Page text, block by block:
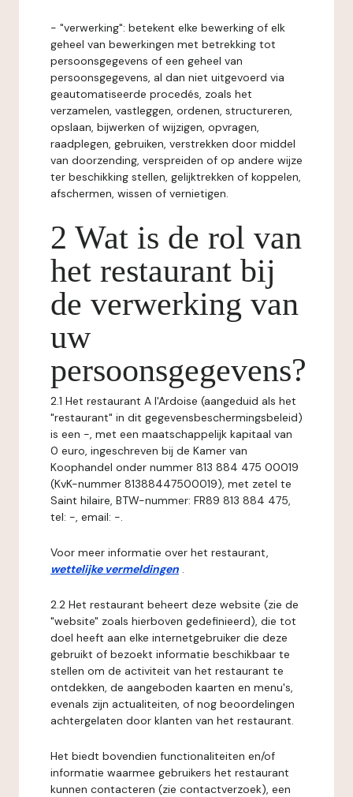
- "verwerking": betekent elke bewerking of elk
geheel van bewerkingen met betrekking tot
persoonsgegevens of een geheel van
persoonsgegevens, al dan niet uitgevoerd via
geautomatiseerde procedés, zoals het
verzamelen, vastleggen, ordenen, structureren,
opslaan, bijwerken of wijzigen, opvragen,
raadplegen, gebruiken, verstrekken door middel
van doorzending, verspreiden of op andere wijze
ter beschikking stellen, gelijktrekken of koppelen,
afschermen, wissen of vernietigen.
2 Wat is de rol van
het restaurant bij
de verwerking van
uw
persoonsgegevens?
2.1 Het restaurant A l'Ardoise (aangeduid als het
"restaurant" in dit gegevensbeschermingsbeleid)
is een -, met een maatschappelijk kapitaal van
0 euro, ingeschreven bij de Kamer van
Koophandel onder nummer 813 884 475 00019
(KvK-nummer 81388447500019), met zetel te
Saint hilaire, BTW-nummer: FR89 813 884 475,
tel: -, email: -.
Voor meer informatie over het restaurant,
wettelijke vermeldingen .
2.2 Het restaurant beheert deze website (zie de
"website" zoals hierboven gedefinieerd), die tot
doel heeft aan elke internetgebruiker die deze
gebruikt of bezoekt informatie beschikbaar te
stellen om de activiteit van het restaurant te
ontdekken, de aangeboden kaarten en menu's,
evenals zijn actualiteiten, of nog beoordelingen
achtergelaten door klanten van het restaurant.
Het biedt bovendien functionaliteiten en/of
informatie waarmee gebruikers het restaurant
kunnen contacteren (zie contactverzoek), een